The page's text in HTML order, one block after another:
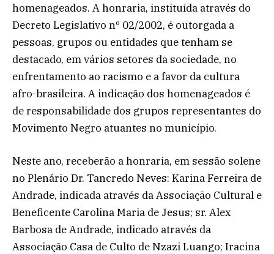
homenageados. A honraria, instituída através do
Decreto Legislativo nº 02/2002, é outorgada a
pessoas, grupos ou entidades que tenham se
destacado, em vários setores da sociedade, no
enfrentamento ao racismo e a favor da cultura
afro-brasileira. A indicação dos homenageados é
de responsabilidade dos grupos representantes do
Movimento Negro atuantes no município.
Neste ano, receberão a honraria, em sessão solene
no Plenário Dr. Tancredo Neves: Karina Ferreira de
Andrade, indicada através da Associação Cultural e
Beneficente Carolina Maria de Jesus; sr. Alex
Barbosa de Andrade, indicado através da
Associação Casa de Culto de Nzazi Luango; Iracina